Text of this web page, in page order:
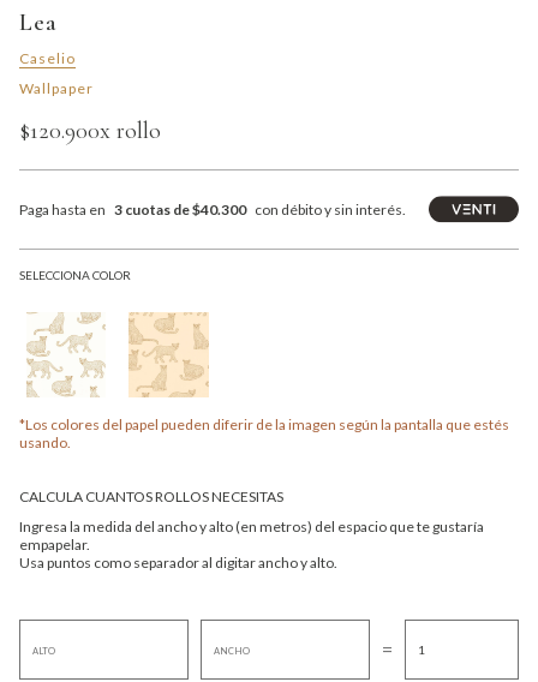
Lea
Caselio
Wallpaper
$120.900x rollo
Paga hasta en 3 cuotas de $40.300 con débito y sin interés.
SELECCIONA COLOR
*Los colores del papel pueden diferir de la imagen según la pantalla que estés
usando.
CALCULA CUANTOS ROLLOS NECESITAS
Ingresa la medida del ancho y alto (en metros) del espacio que te gustaría
empapelar.
Usa puntos como separador al digitar ancho y alto.
=